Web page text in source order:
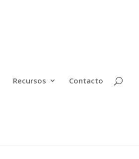
Recursos Contacto